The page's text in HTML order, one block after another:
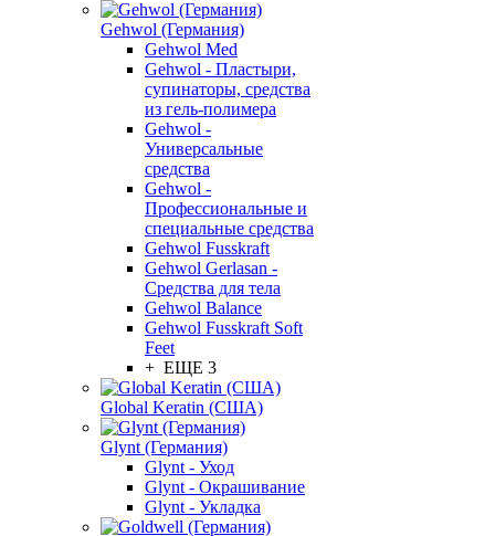
Gehwol (Германия)
Gehwol Med
Gehwol - Пластыри,
супинаторы, средства
из гель-полимера
Gehwol -
Универсальные
средства
Gehwol -
Профессиональные и
специальные средства
Gehwol Fusskraft
Gehwol Gerlasan -
Средства для тела
Gehwol Balance
Gehwol Fusskraft Soft
Feet
+ ЕЩЕ 3
Global Keratin (США)
Glynt (Германия)
Glynt - Уход
Glynt - Окрашивание
Glynt - Укладка